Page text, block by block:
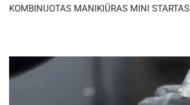
KOMBINUOTAS MANIKIŪRAS MINI STARTAS